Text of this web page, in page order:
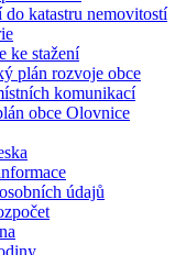
do katastru nemovitostí
ke stažení
plán rozvoje obce
komunikací
obce Olovnice
údajů